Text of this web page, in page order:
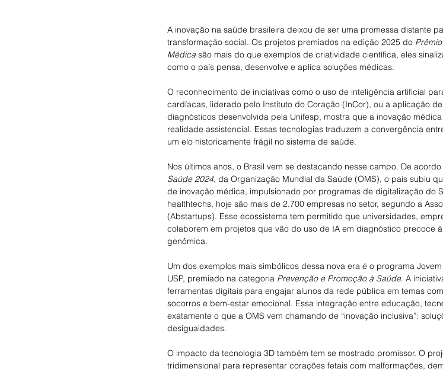
A inovação na saúde brasileira deixou de ser uma promessa distante
transformação social. Os projetos premiados na edição 2025 do
Médica são mais do que exemplos de criatividade científica, eles
como o país pensa, desenvolve e aplica soluções médicas.
O reconhecimento de iniciativas como o uso de inteligência artificial
cardíacas, liderado pelo Instituto do Coração (InCor), ou a aplicação
diagnósticos desenvolvida pela Unifesp, mostra que a inovação
realidade assistencial. Essas tecnologias traduzem a convergência
um elo historicamente frágil no sistema de saúde.
Nos últimos anos, o Brasil vem se destacando nesse campo. De
Saúde 2024, da Organização Mundial da Saúde (OMS), o país subiu
de inovação médica, impulsionado por programas de digitalização do
healthtechs, hoje são mais de 2.700 empresas no setor, segundo a
(Abstartups). Esse ecossistema tem permitido que universidades,
colaborem em projetos que vão do uso de IA em diagnóstico precoce
genômica.
Um dos exemplos mais simbólicos dessa nova era é o programa
USP, premiado na categoria Prevenção e Promoção à Saúde. A
ferramentas digitais para engajar alunos da rede pública em temas
socorros e bem-estar emocional. Essa integração entre educação,
exatamente o que a OMS vem chamando de “inovação inclusiva”:
desigualdades.
O impacto da tecnologia 3D também tem se mostrado promissor. O
tridimensional para representar corações fetais com malformações,